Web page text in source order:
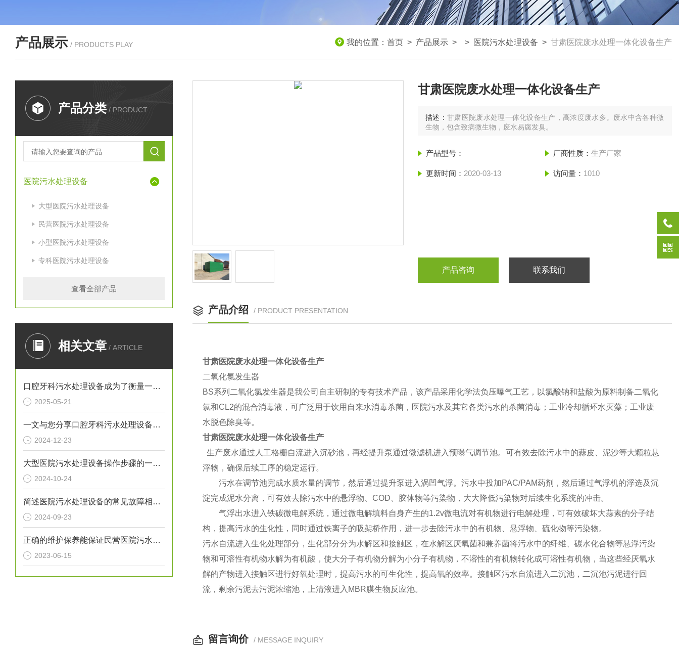
产品展示 / PRODUCTS PLAY 我的位置： 首页 > 产品展示 > > 医院污水处理设备 > 甘肃医院废水处理一体化设备生产
产品分类 / PRODUCT
医院污水处理设备
大型医院污水处理设备
民营医院污水处理设备
小型医院污水处理设备
专科医院污水处理设备
查看全部产品
相关文章 / ARTICLE
口腔牙科污水处理设备成为了衡量一家诊所是否负责任的重要标准
2025-05-21
一文与您分享口腔牙科污水处理设备的常见问题相应解决方法
2024-12-23
大型医院污水处理设备操作步骤的一般指南
2024-10-24
简述医院污水处理设备的常见故障相应解决方法
2024-09-23
正确的维护保养能保证民营医院污水处理设备正常运转
2023-06-15
甘肃医院废水处理一体化设备生产
描述：甘肃医院废水处理一体化设备生产，高浓度废水多。废水中含各种微
生物，包含致病微生物，废水易腐发臭。
产品型号： 厂商性质： 生产厂家
更新时间： 2020-03-13 访问量： 1010
产品咨询 联系我们
产品介绍 / PRODUCT PRESENTATION
甘肃医院废水处理一体化设备生产
二氧化氯发生器
BS系列二氧化氯发生器是我公司自主研制的专有技术产品，该产品采用化学法负压曝气工艺，以氯酸钠和盐酸为原料制备二氧化
氯和CL2的混合消毒液，可广泛用于饮用自来水消毒杀菌，医院污水及其它各类污水的杀菌消毒；工业冷却循环水灭藻；工业废
水脱色除臭等。
甘肃医院废水处理一体化设备生产
生产废水通过人工格栅自流进入沉砂池，再经提升泵通过微滤机进入预曝气调节池。可有效去除污水中的蒜皮、泥沙等大颗粒悬
浮物，确保后续工序的稳定运行。
污水在调节池完成水质水量的调节，然后通过提升泵进入涡凹气浮。污水中投加PAC/PAM药剂，然后通过气浮机的浮选及沉
淀完成泥水分离，可有效去除污水中的悬浮物、COD、胶体物等污染物，大大降低污染物对后续生化系统的冲击。
气浮出水进入铁碳微电解系统，通过微电解填料自身产生的1.2v微电流对有机物进行电解处理，可有效破坏大蒜素的分子结
构，提高污水的生化性，同时通过铁离子的吸架桥作用，进一步去除污水中的有机物、悬浮物、硫化物等污染物。
污水自流进入生化处理部分，生化部分分为水解区和接触区，在水解区厌氧菌和兼养菌将污水中的纤维、碳水化合物等悬浮污染
物和可溶性有机物水解为有机酸，使大分子有机物分解为小分子有机物，不溶性的有机物转化成可溶性有机物，当这些经厌氧水
解的产物进入接触区进行好氧处理时，提高污水的可生化性，提高氧的效率。接触区污水自流进入二沉池，二沉池污泥进行回
流，剩余污泥去污泥浓缩池，上清液进入MBR膜生物反应池。
留言询价 / MESSAGE INQUIRY